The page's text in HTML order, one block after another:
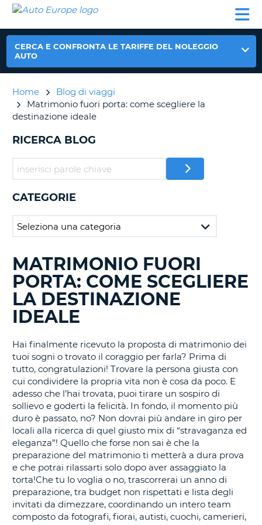
NOLEGGIO
NOLEGGIO
AUTO
EUROPE
NOLEGGIO
CAMPER
PARTNER
AIUTO
IL
ACCOUNT
PRENOTAZIONE
CERCA E CONFRONTA LE TARIFFE DEL NOLEGGIO
AUTO
Home
Blog di viaggi
Matrimonio fuori porta: come scegliere la
destinazione ideale
RICERCA BLOG
CATEGORIE
RICERCA
BLOG
IN
CORSO......
MATRIMONIO FUORI
PORTA: COME SCEGLIERE
LA DESTINAZIONE
IDEALE
Hai finalmente ricevuto la proposta di matrimonio dei
tuoi sogni o trovato il coraggio per farla? Prima di
tutto, congratulazioni! Trovare la persona giusta con
cui condividere la propria vita non è cosa da poco. E
adesso che l’hai trovata, puoi tirare un sospiro di
sollievo e goderti la felicità. In fondo, il momento più
duro è passato, no? Non dovrai più andare in giro per
locali alla ricerca di quel giusto mix di “stravaganza ed
eleganza”! Quello che forse non sai è che la
preparazione del matrimonio ti metterà a dura prova
e che potrai rilassarti solo dopo aver assaggiato la
torta!Che tu lo voglia o no, trascorrerai un anno di
preparazione, tra budget non rispettati e lista degli
invitati da dimezzare, coordinando un intero team
composto da fotografi, fiorai, autisti, cuochi, camerieri,